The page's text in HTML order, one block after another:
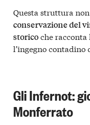
Questa struttura
conservazione del
storicoche
l’ingegno contadino
Gli Infernot:
Monferrato